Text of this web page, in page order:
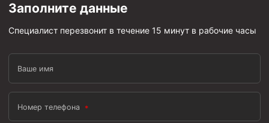
Заполните данные
Специалист перезвонит в течение 15 минут в рабочие часы
Ваше имя
Номер телефона